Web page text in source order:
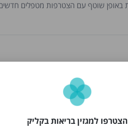
הצטרפו למגזין בריאות בקליק